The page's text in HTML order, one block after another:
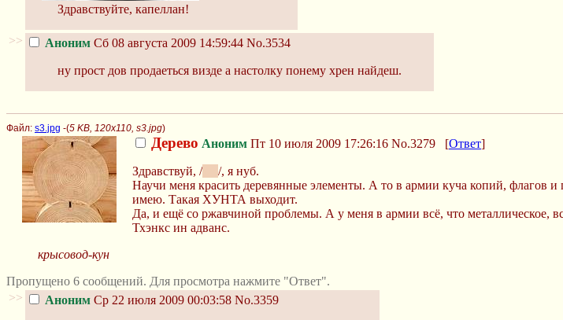
Здравствуйте, капеллан!
>> Аноним Сб 08 августа 2009 14:59:44 No.3534
ну прост дов продаеться визде а настолку понему хрен найдеш.
Файл: s3.jpg -(5 KB, 120x110, s3.jpg)
Дерево Аноним Пт 10 июля 2009 17:26:16 No.3279 [Ответ]
Здравствуй, /
/, я нуб.
Научи меня красить деревянные элементы. А то в армии куча копий, флагов
имею. Такая ХУНТА выходит.
Да, и ещё со ржавчиной проблемы. А у меня в армии всё, что металлическое,
Тхэнкс ин адванс.
крысовод-кун
Пропущено 6 сообщений. Для просмотра нажмите "Ответ".
>>
Аноним Ср 22 июля 2009 00:03:58 No.3359